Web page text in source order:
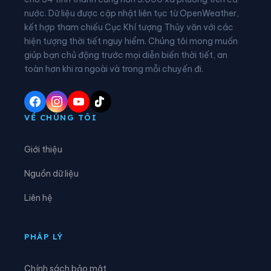
Xã Cẩm Khê Xã Cao Dương
Xã Cao Phong Xã Cao Sơn
Xã Chân Mộng Xã Chí Đám
Xã Chí Tiên
Xã Đà Bắc
Xã Đức Nhàn
nước. Dữ liệu được cập nhật liên tục từ OpenWeather,
kết hợp tham chiếu Cục Khí tượng Thủy văn với các
hiện tượng thời tiết nguy hiểm. Chúng tôi mong muốn
giúp bạn chủ động trước mọi diễn biến thời tiết, an
toàn hơn khi ra ngoài và trong mỗi chuyến đi.
VỀ CHÚNG TÔI
Giới thiệu
Nguồn dữ liệu
Liên hệ
PHÁP LÝ
Chính sách bảo mật